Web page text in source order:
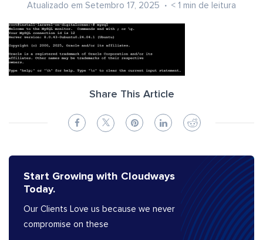
Atualizado em Setembro 17, 2025 < 1 min de leitura
Share This Article
Start Growing with Cloudways
Today.
Our Clients Love us because we never
compromise on these